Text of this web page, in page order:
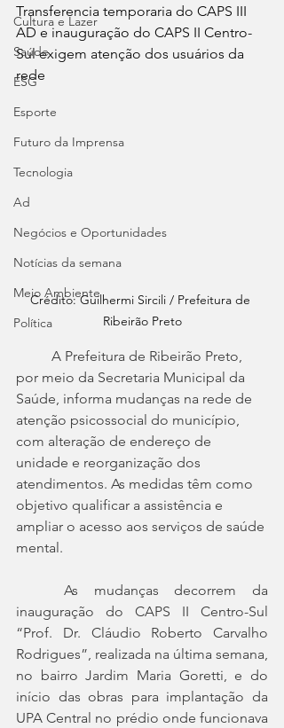
Cultura e Lazer
Saúde
ESG
Esporte
Futuro da Imprensa
Tecnologia
Ad
Negócios e Oportunidades
Notícias da semana
Meio Ambiente
Política
Transferencia temporaria do CAPS III
AD e inauguração do CAPS II Centro-
Sul exigem atenção dos usuários da
rede
Crédito: Guilhermi Sircili / Prefeitura de
Ribeirão Preto
por meio da Secretaria Municipal da
Saúde, informa mudanças na rede de
atenção psicossocial do município,
com alteração de endereço de
unidade e reorganização dos
atendimentos. As medidas têm como
objetivo qualificar a assistência e
ampliar o acesso aos serviços de saúde
mental.
inauguração do CAPS II Centro-Sul
“Prof. Dr. Cláudio Roberto Carvalho
Rodrigues”, realizada na última semana,
no bairro Jardim Maria Goretti, e do
início das obras para implantação da
UPA Central no prédio onde funcionava